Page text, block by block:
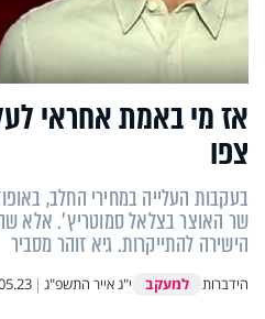
אז מי באמת אחראי
צפו
בעקבות העלייה במחירי החלב,
שר האוצר בצלאל סמוטריץ'. אלא
הישירה להתייקרות. גיא זוהר מסביר
הידברות למעקב י"ג אייר התשפ"ג |